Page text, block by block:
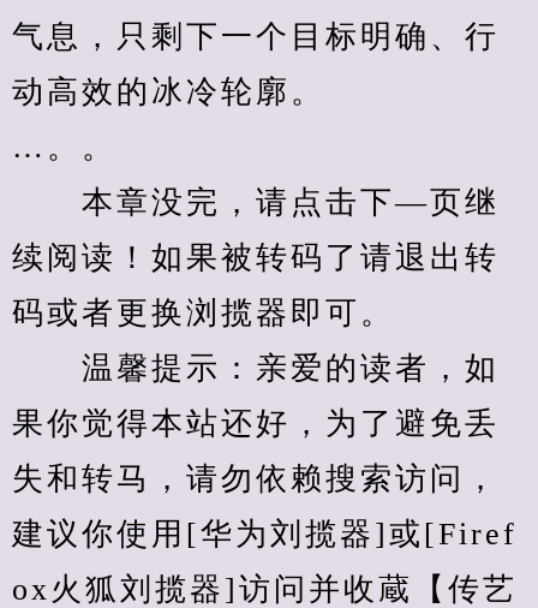
气息，只剩下一个目标明确、行
动高效的冰冷轮廓。
…。。
本章没完，请点击下—页继
续阅读！如果被转码了请退出转
码或者更换浏揽器即可。
温馨提示：亲爱的读者，如
果你觉得本站还好，为了避免丢
失和转马，请勿依赖搜索访问，
建议你使用[华为刘揽器]或[Firef
ox火狐刘揽器]访问并收蔵【传艺